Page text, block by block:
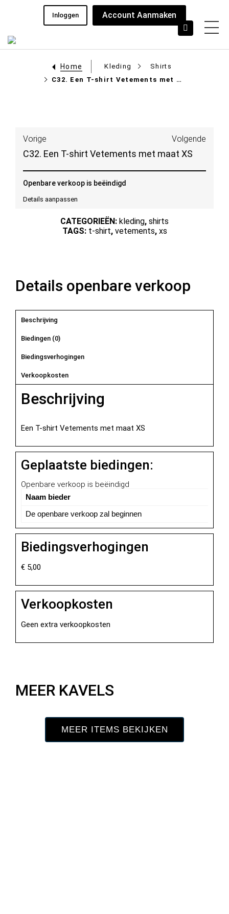
Inloggen Account Aanmaken
Home Kleding
Shirts
C32. Een T-shirt Vetements met maat XS
Vorige Volgende
C32. Een T-shirt Vetements met maat XS
Openbare verkoop is beëindigd
Details aanpassen
CATEGORIEËN: kleding, shirts
TAGS: t-shirt, vetements, xs
Details openbare verkoop
Beschrijving
Biedingen (0)
Biedingsverhogingen
Verkoopkosten
Beschrijving
Een T-shirt Vetements met maat XS
Geplaatste biedingen:
Openbare verkoop is beëindigd
Naam bieder
De openbare verkoop zal beginnen
Biedingsverhogingen
€ 5,00
Verkoopkosten
Geen extra verkoopkosten
MEER KAVELS
MEER ITEMS BEKIJKEN